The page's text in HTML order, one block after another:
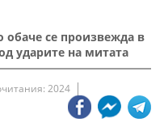
обаче се произвежда в
ударите на митата
2024